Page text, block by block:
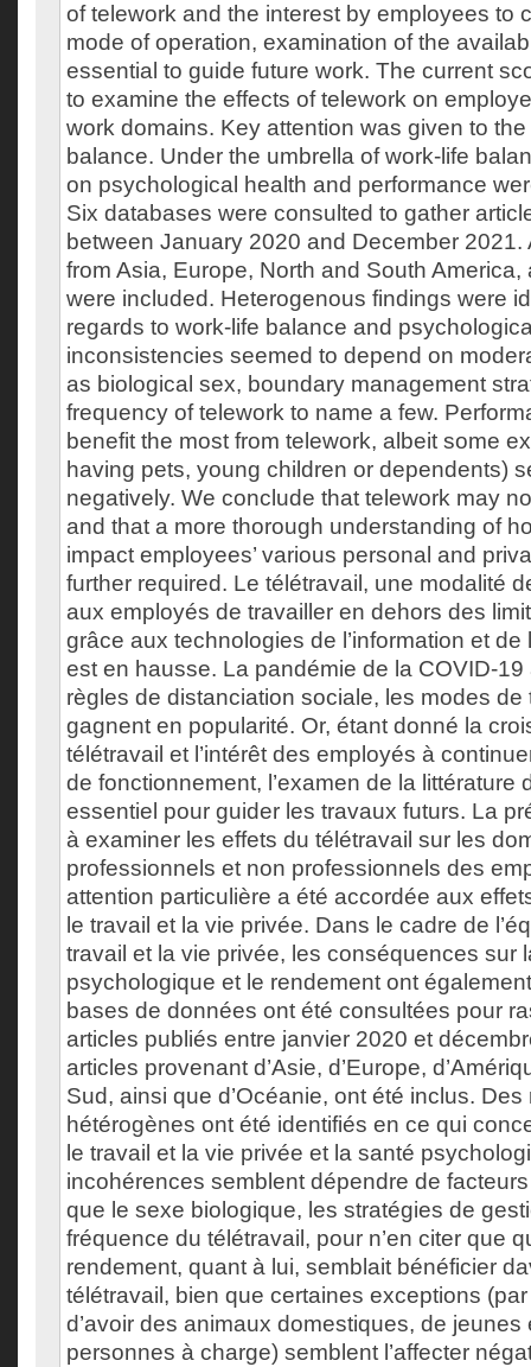
of telework and the interest by employees to
mode of operation, examination of the
essential to guide future work. The current
to examine the effects of telework on
work domains. Key attention was given to
balance. Under the umbrella of work-life
on psychological health and performance
Six databases were consulted to gather
between January 2020 and December 2021.
from Asia, Europe, North and South
were included. Heterogenous findings were
regards to work-life balance and
inconsistencies seemed to depend on
as biological sex, boundary management
frequency of telework to name a few.
benefit the most from telework, albeit some
having pets, young children or dependents)
negatively. We conclude that telework may
and that a more thorough understanding of
impact employees’ various personal and
further required. Le télétravail, une modalité
aux employés de travailler en dehors des
grâce aux technologies de l’information et
est en hausse. La pandémie de la COVID-
règles de distanciation sociale, les modes de
gagnent en popularité. Or, étant donné la
télétravail et l’intérêt des employés à
de fonctionnement, l’examen de la littérature
essentiel pour guider les travaux futurs. La
à examiner les effets du télétravail sur les
professionnels et non professionnels des
attention particulière a été accordée aux
le travail et la vie privée. Dans le cadre de
travail et la vie privée, les conséquences sur
psychologique et le rendement ont
bases de données ont été consultées pour
articles publiés entre janvier 2020 et
articles provenant d’Asie, d’Europe,
Sud, ainsi que d’Océanie, ont été inclus. Des
hétérogènes ont été identifiés en ce qui
le travail et la vie privée et la santé
incohérences semblent dépendre de
que le sexe biologique, les stratégies de
fréquence du télétravail, pour n’en citer que
rendement, quant à lui, semblait bénéficier
télétravail, bien que certaines exceptions
d’avoir des animaux domestiques, de
personnes à charge) semblent l’affecter